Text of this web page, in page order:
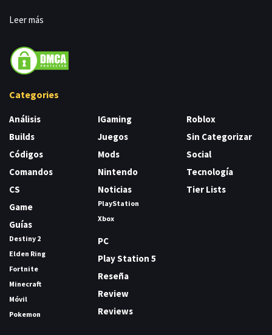
Leer más
Categories
Análisis
Builds
Códigos
Comandos
CS
Game
Guías
Destiny 2
Elden Ring
Fortnite
Minecraft
Móvil
Pokemon
IGaming
Juegos
Mods
Nintendo
Noticias
PlayStation
Xbox
PC
Play Station 5
Reseña
Review
Reviews
Roblox
Sin Categorizar
Social
Tecnología
Tier Lists